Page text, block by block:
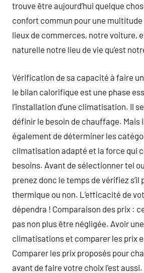
trouve être aujourd’hui quelque
confort commun pour une multitude
lieux de commerces, notre voiture,
naturelle notre lieu de vie qu’est
Vérification de sa capacité à faire
le bilan calorifique est une phase
l’installation d’une climatisation. Il
définir le besoin de chauffage. Mais
également de déterminer les
climatisation adapté et la force qui
besoins. Avant de sélectionner tel
prenez donc le temps de vérifiez s’il
thermique ou non. L’efficacité de
dépendra ! Comparaison des prix :
pas non plus être négligée. Avoir
climatisations et comparer les prix
Comparer les prix proposés pour
avant de faire votre choix l’est aussi.